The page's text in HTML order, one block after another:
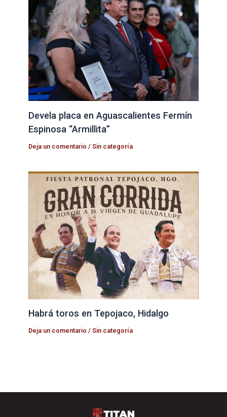
Devela placa en Aguascalientes Fermín
Espinosa “Armillita”
Deja un comentario /Sin categoría
Habrá toros en Tepojaco, Hidalgo
Deja un comentario /Sin categoría